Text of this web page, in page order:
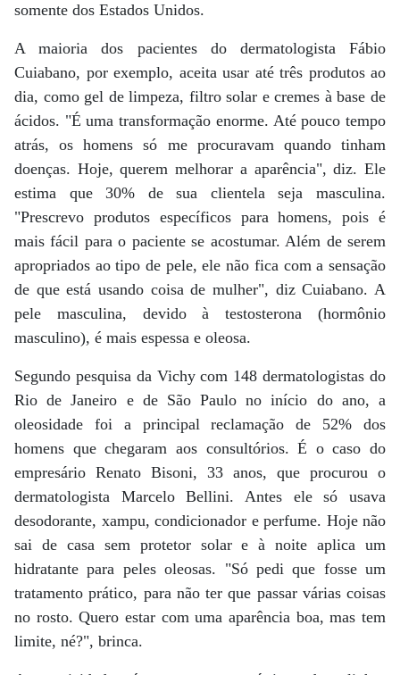
somente dos Estados Unidos.
A maioria dos pacientes do dermatologista Fábio
Cuiabano, por exemplo, aceita usar até três produtos ao
dia, como gel de limpeza, filtro solar e cremes à base de
ácidos. "É uma transformação enorme. Até pouco tempo
atrás, os homens só me procuravam quando tinham
doenças. Hoje, querem melhorar a aparência", diz. Ele
estima que 30% de sua clientela seja masculina.
"Prescrevo produtos específicos para homens, pois é
mais fácil para o paciente se acostumar. Além de serem
apropriados ao tipo de pele, ele não fica com a sensação
de que está usando coisa de mulher", diz Cuiabano. A
pele masculina, devido à testosterona (hormônio
masculino), é mais espessa e oleosa.
Segundo pesquisa da Vichy com 148 dermatologistas do
Rio de Janeiro e de São Paulo no início do ano, a
oleosidade foi a principal reclamação de 52% dos
homens que chegaram aos consultórios. É o caso do
empresário Renato Bisoni, 33 anos, que procurou o
dermatologista Marcelo Bellini. Antes ele só usava
desodorante, xampu, condicionador e perfume. Hoje não
sai de casa sem protetor solar e à noite aplica um
hidratante para peles oleosas. "Só pedi que fosse um
tratamento prático, para não ter que passar várias coisas
no rosto. Quero estar com uma aparência boa, mas tem
limite, né?", brinca.